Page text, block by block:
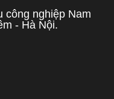
công nghiệp Nam
- Hà Nội.